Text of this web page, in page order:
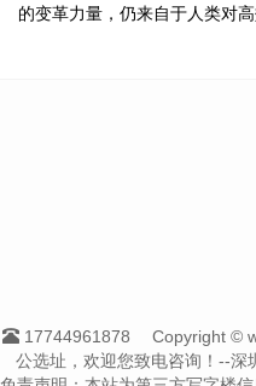
的变革力量，仍来自于人类对高
17744961878
Copyright ©
公选址，欢迎您致电咨询！--深